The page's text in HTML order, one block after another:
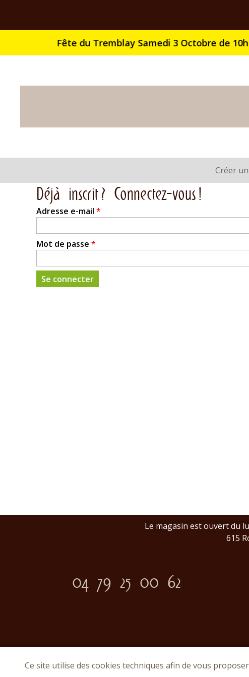
Tremblay
principaux Créer
Déjà inscrit ? Connectez-vous !
Adresse e-mail *
Mot de passe *
Le magasin est ouvert du
615
04 79 25 00 62
©
Ce site utilise des cookies techniques afin de vous